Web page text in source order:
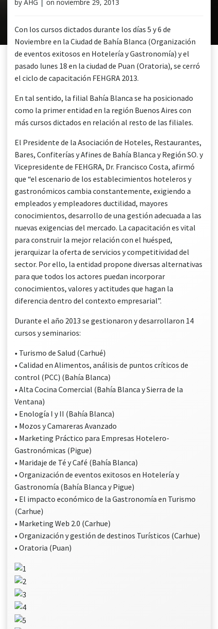
by AHG | on noviembre 29, 2013
Con los cursos dictados durante los días 5 y 6 de
Noviembre en la Ciudad de Bahía Blanca (Organización
de eventos exitosos en Hotelería y Gastronomía) y el
pasado lunes 18 en la ciudad de Puan (Oratoria), se cerró
el ciclo de capacitación FEHGRA 2013.
En tal sentido, la filial Bahía Blanca se ha posicionado
como la primer entidad en la región Buenos Aires con
más cursos dictados en relación al resto de las filiales.
El Presidente de la Asociación de Hoteles, Restaurantes,
Bares, Confiterías y Afines de Bahía Blanca y Región SO. y
Vicepresidente de FEHGRA, Dr. Francisco Costa, afirmó
que “el escenario de los establecimientos hoteleros y
gastronómicos cambia constantemente, exigiendo a
empleados y empleadores ductilidad, mayores
conocimientos, desarrollo de una gestión adecuada a las
nuevas exigencias del mercado. La capacitación es vital
para construir la mejor relación con el huésped,
jerarquizar la oferta de servicios y competitividad del
sector. Por ello, la entidad propone diversas alternativas
para que todos los actores puedan incorporar
conocimientos, valores y actitudes que hagan la
diferencia dentro del contexto empresarial”.
Durante el año 2013 se gestionaron y desarrollaron 14
cursos y seminarios:
• Turismo de Salud (Carhué)
• Calidad en Alimentos, análisis de puntos críticos de
control (PCC) (Bahía Blanca)
• Alta Cocina Comercial (Bahía Blanca y Sierra de la
Ventana)
• Enología I y II (Bahía Blanca)
• Mozos y Camareras Avanzado
• Marketing Práctico para Empresas Hotelero-
Gastronómicas (Pigue)
• Maridaje de Té y Café (Bahía Blanca)
• Organización de eventos exitosos en Hotelería y
Gastronomía (Bahía Blanca y Pigue)
• El impacto económico de la Gastronomía en Turismo
(Carhue)
• Marketing Web 2.0 (Carhue)
• Organización y gestión de destinos Turísticos (Carhue)
• Oratoria (Puan)